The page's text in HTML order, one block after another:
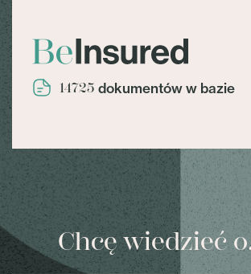
14725 dokumentów w bazie
Chcę wiedzieć